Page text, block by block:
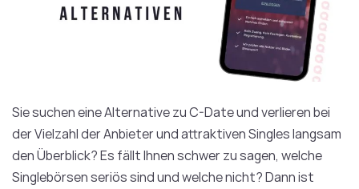
Sie suchen eine Alternative zu C-Date und verlieren bei
der Vielzahl der Anbieter und attraktiven Singles langsam
den Überblick? Es fällt Ihnen schwer zu sagen, welche
Singlebörsen seriös sind und welche nicht? Dann ist